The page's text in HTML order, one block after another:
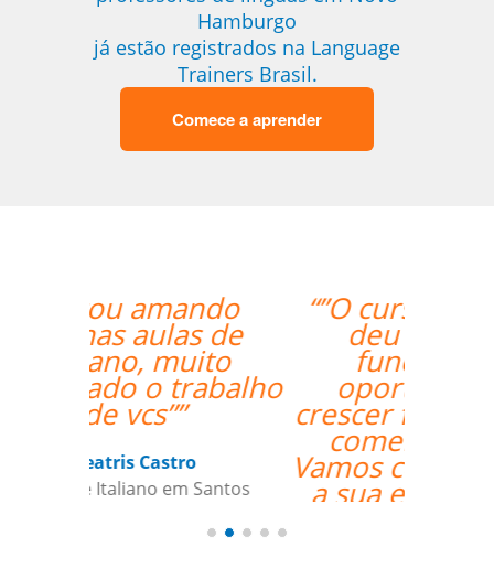
Hamburgo
já estão registrados na Language
Trainers Brasil.
Comece a aprender
“”O curso foi ótimo, e
deu aos nossos
funcionários a
oportunidade de
crescer fora do horário
comercial normal.
Vamos continuar a usar
a sua empresa como
um parceiro daqui
para frente””